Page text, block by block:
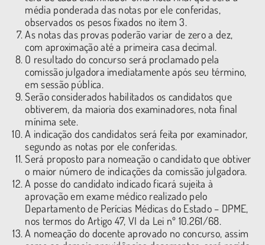
média ponderada das notas por ele conferidas,
observados os pesos fixados no item 3.
As notas das provas poderão variar de zero a dez,
com aproximação até a primeira casa decimal.
O resultado do concurso será proclamado pela
comissão julgadora imediatamente após seu término,
em sessão pública.
Serão considerados habilitados os candidatos que
obtiverem, da maioria dos examinadores, nota final
mínima sete.
A indicação dos candidatos será feita por examinador,
segundo as notas por ele conferidas.
Será proposto para nomeação o candidato que obtiver
o maior número de indicações da comissão julgadora.
A posse do candidato indicado ficará sujeita à
aprovação em exame médico realizado pelo
Departamento de Perícias Médicas do Estado – DPME,
nos termos do Artigo 47, VI da Lei nº 10.261/68.
A nomeação do docente aprovado no concurso, assim